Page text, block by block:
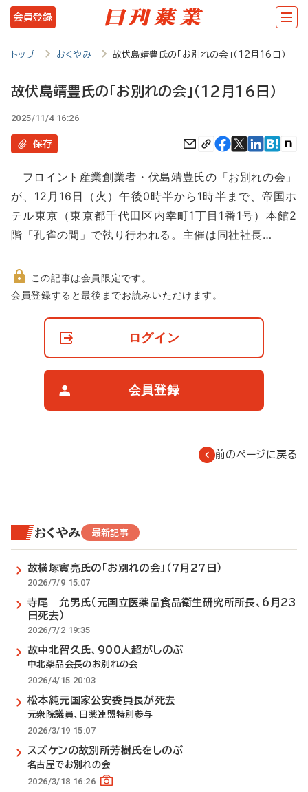
メ
イ
テ
動
会員登録
トップ おくやみ 故伏島靖豊氏の「お別れの会」（12月16日）
故伏島靖豊氏の「お別れの会」（12月16日）
2025/11/4 16:26
保存
フロイント産業創業者・伏島靖豊氏の「お別れの会」
が、12月16日（火）午後0時半から1時半まで、帝国ホ
テル東京（東京都千代田区内幸町1丁目1番1号）本館2
階「孔雀の間」で執り行われる。主催は同社社長…
非
この記事は会員限定です。
会員登録すると最後までお読みいただけます。
ログイン
会員登録
前のページに戻る
おくやみ 最新記事
故横塚實亮氏の「お別れの会」（7月27日）
2026/7/9 15:07
寺尾 允男氏（元国立医薬品食品衛生研究所所長、6月23
日死去）
2026/7/2 19:35
故中北智久氏、900人超がしのぶ
中北薬品会長のお別れの会
2026/4/15 20:03
松本純元国家公安委員長が死去
元衆院議員、日薬連盟特別参与
2026/3/19 15:07
スズケンの故別所芳樹氏をしのぶ
名古屋でお別れの会
2026/3/18 16:26